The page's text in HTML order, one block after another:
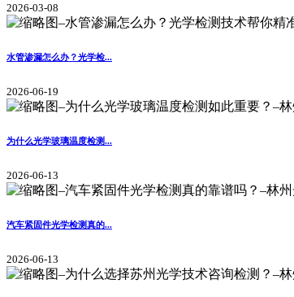
2026-03-08
水管渗漏怎么办？光学检...
2026-06-19
为什么光学玻璃温度检测...
2026-06-13
汽车紧固件光学检测真的...
2026-06-13